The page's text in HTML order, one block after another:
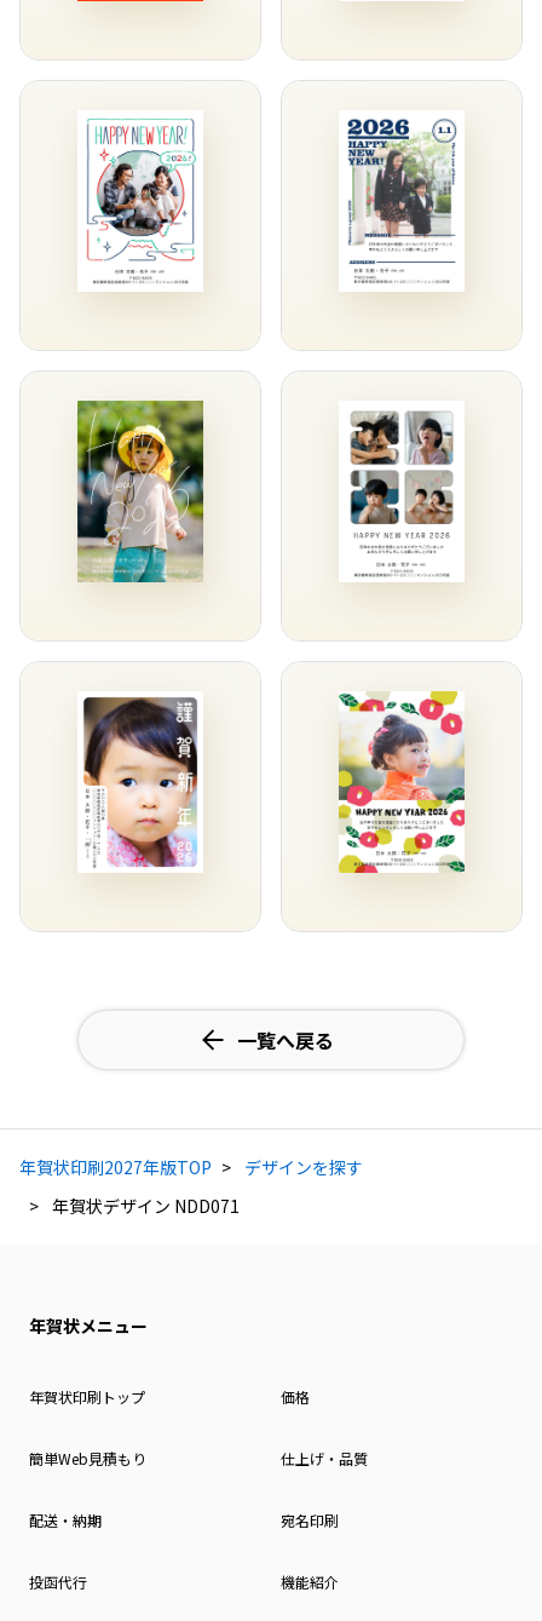
一覧へ戻る
年賀状印刷2027年版TOP
デザインを探す
年賀状デザイン NDD071
年賀状メニュー
年賀状印刷トップ 価格
簡単Web見積もり 仕上げ・品質
配送・納期 宛名印刷
投函代行 機能紹介